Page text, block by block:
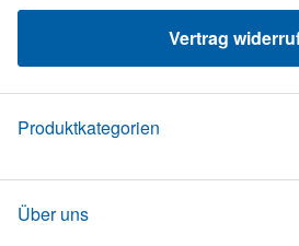
Vertrag
Produktkategorien
Über uns